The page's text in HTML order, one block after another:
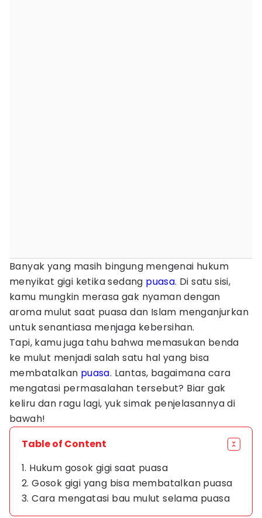
Banyak yang masih bingung mengenai hukum
menyikat gigi ketika sedang puasa. Di satu sisi,
kamu mungkin merasa gak nyaman dengan
aroma mulut saat puasa dan Islam menganjurkan
untuk senantiasa menjaga kebersihan.
Tapi, kamu juga tahu bahwa memasukan benda
ke mulut menjadi salah satu hal yang bisa
membatalkan puasa. Lantas, bagaimana cara
mengatasi permasalahan tersebut? Biar gak
keliru dan ragu lagi, yuk simak penjelasannya di
bawah!
Table of Content
1. Hukum gosok gigi saat puasa
2. Gosok gigi yang bisa membatalkan puasa
3. Cara mengatasi bau mulut selama puasa